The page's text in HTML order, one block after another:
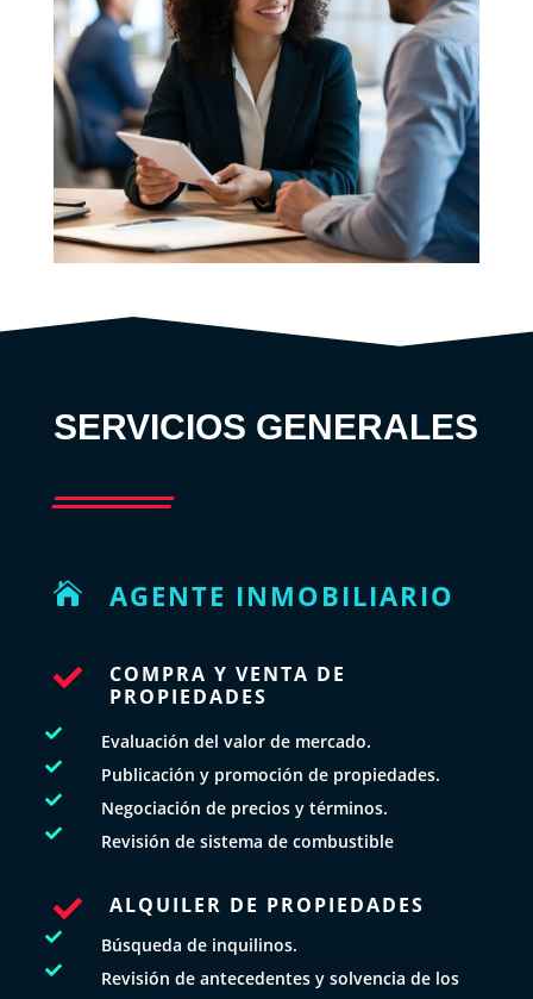
SERVICIOS GENERALES
 AGENTE INMOBILIARIO

COMPRA Y VENTA DE
PROPIEDADES
 Evaluación del valor de mercado.
 Publicación y promoción de propiedades.
 Negociación de precios y términos.
 Revisión de sistema de combustible
 ALQUILER DE PROPIEDADES
 Búsqueda de inquilinos.

Revisión de antecedentes y solvencia de los